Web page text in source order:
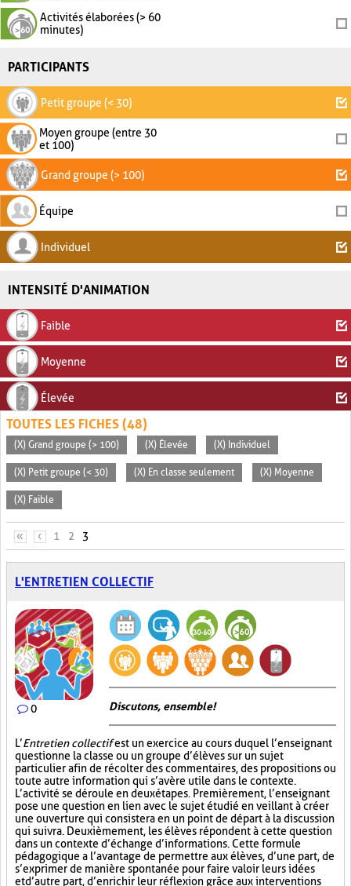
Activités élaborées (> 60
minutes)
PARTICIPANTS
Petit groupe (< 30)
Moyen groupe (entre 30
et 100)
Grand groupe (> 100)
Équipe
Individuel
INTENSITÉ D'ANIMATION
Faible
Moyenne
Élevée
TOUTES LES FICHES (48)
(X) Grand groupe (> 100) (X) Élevée (X) Individuel
(X) Petit groupe (< 30) (X) En classe seulement (X) Moyenne
(X) Faible
PAGES
« ‹ 1 2 3
L'ENTRETIEN COLLECTIF
0 Discutons, ensemble!
L’Entretien collectifest un exercice au cours duquel l’enseignant
questionne la classe ou un groupe d’élèves sur un sujet
particulier afin de récolter des commentaires, des propositions ou
toute autre information qui s’avère utile dans le contexte.
L’activité se déroule en deux étapes. Premièrement, l’enseignant
pose une question en lien avec le sujet étudié en veillant à créer
une ouverture qui consistera en un point de départ à la discussion
qui suivra. Deuxièmement, les élèves répondent à cette question
dans un contexte d’échange d’informations. Cette formule
pédagogique a l’avantage de permettre aux élèves, d’une part, de
s’exprimer de manière spontanée pour faire valoir leurs idées
et d’autre part, d’enrichir leur réflexion grâce aux interventions